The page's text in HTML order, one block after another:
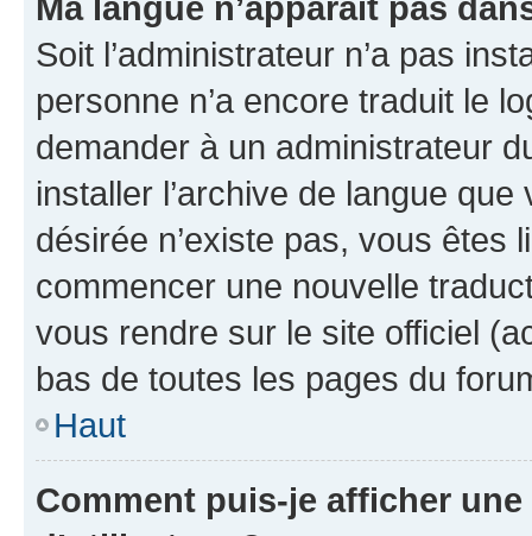
Soit l’administrateur n’a pas
personne n’a encore traduit le
demander à un administrateur
installer l’archive de langue
désirée n’existe pas, vous êtes
commencer une nouvelle
vous rendre sur le site officiel
bas de toutes les pages du
Haut
Comment puis-je afficher